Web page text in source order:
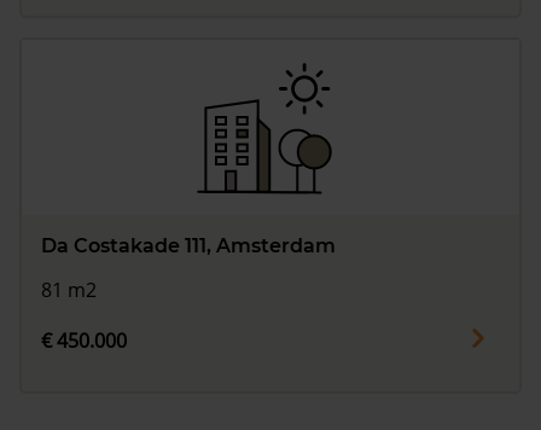
Da Costakade 111, Amsterdam
81 m2
€ 450.000